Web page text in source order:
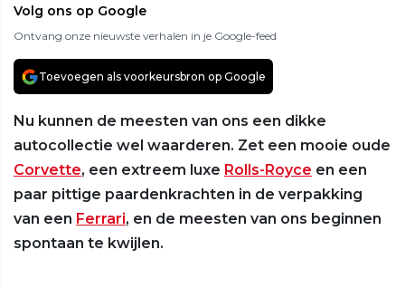
Volg ons op Google
Ontvang onze nieuwste verhalen in je Google-feed
Toevoegen als voorkeursbron op Google
Nu kunnen de meesten van ons een dikke
autocollectie wel waarderen. Zet een mooie oude
Corvette, een extreem luxe Rolls-Royce en een
paar pittige paardenkrachten in de verpakking
van een Ferrari, en de meesten van ons beginnen
spontaan te kwijlen.